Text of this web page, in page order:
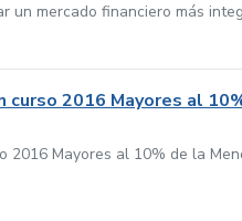
un mercado financiero más
curso 2016 Mayores al
2016 Mayores al 10% de la